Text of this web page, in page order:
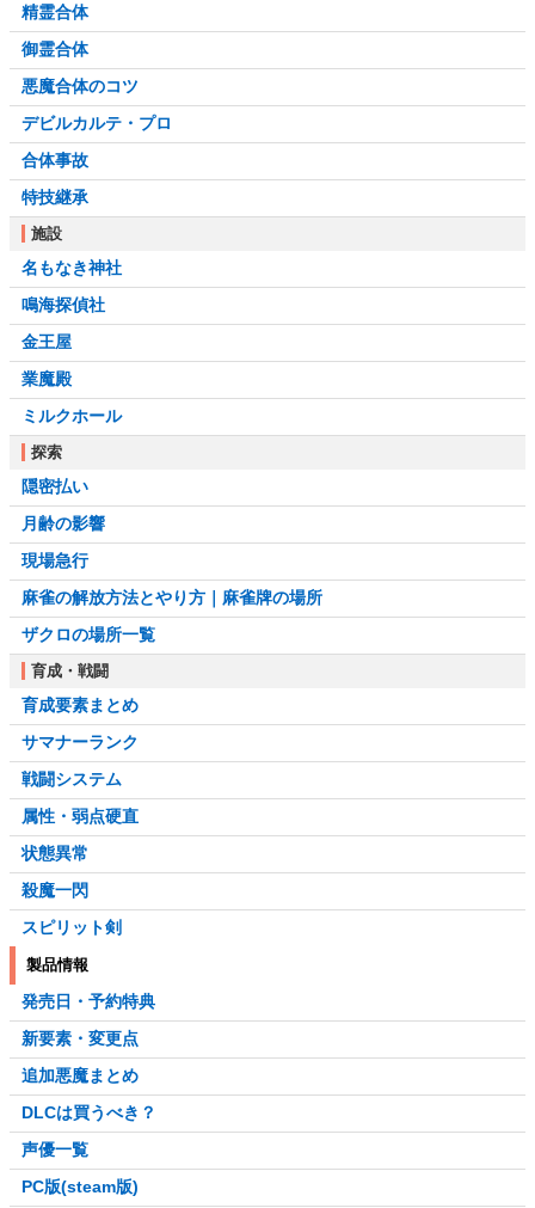
精霊合体
御霊合体
悪魔合体のコツ
デビルカルテ・プロ
合体事故
特技継承
施設
名もなき神社
鳴海探偵社
金王屋
業魔殿
ミルクホール
探索
隠密払い
月齢の影響
現場急行
麻雀の解放方法とやり方｜麻雀牌の場所
ザクロの場所一覧
育成・戦闘
育成要素まとめ
サマナーランク
戦闘システム
属性・弱点硬直
状態異常
殺魔一閃
スピリット剣
製品情報
発売日・予約特典
新要素・変更点
追加悪魔まとめ
DLCは買うべき？
声優一覧
PC版(steam版)